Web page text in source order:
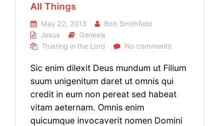
All Things
May 22, 2013
Bob Smithfield
Jesus
Genesis
Trusting in the Lord
No comments
Sic enim dilexit Deus mundum ut Filium
suum unigenitum daret ut omnis qui
credit in eum non pereat sed habeat
vitam aeternam. Omnis enim
quicumque invocaverit nomen Domini